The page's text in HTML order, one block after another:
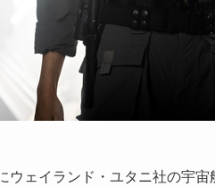
ウェイランド・ユタニ社の宇